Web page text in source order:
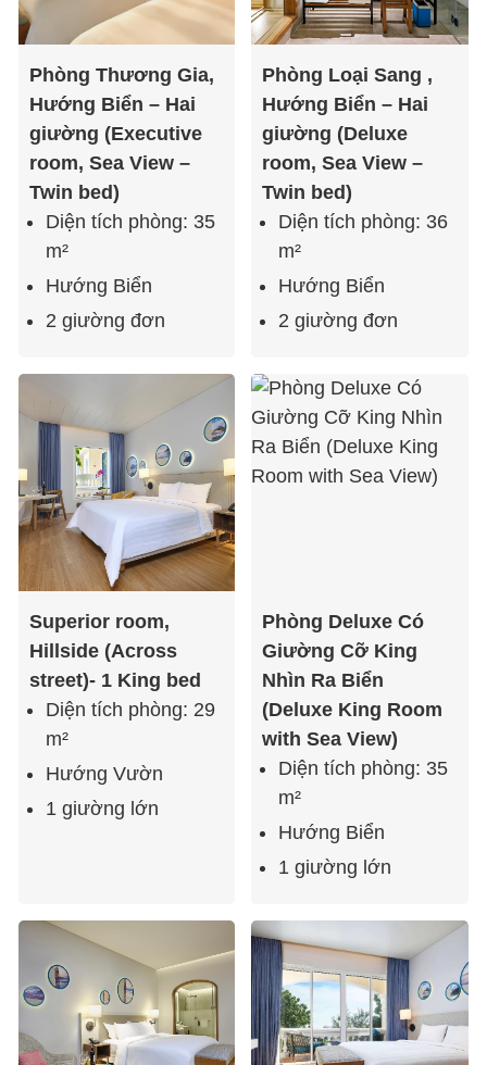
Phòng Thương Gia,
Hướng Biển – Hai
giường (Executive
room, Sea View –
Twin bed)
Diện tích phòng: 35
m²
Hướng Biển
2 giường đơn
Phòng Loại Sang ,
Hướng Biển – Hai
giường (Deluxe
room, Sea View –
Twin bed)
Diện tích phòng: 36
m²
Hướng Biển
2 giường đơn
Superior room,
Hillside (Across
street)- 1 King bed
Diện tích phòng: 29
m²
Hướng Vườn
1 giường lớn
Phòng Deluxe Có
Giường Cỡ King
Nhìn Ra Biển
(Deluxe King Room
with Sea View)
Diện tích phòng: 35
m²
Hướng Biển
1 giường lớn